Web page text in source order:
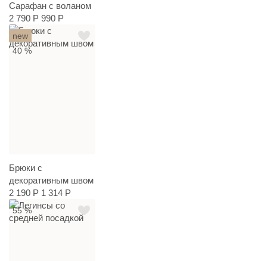
Сарафан с воланом
2 790 Р 990 Р
new
40 %
Брюки с
декоративным швом
2 190 Р 1 314 Р
55 %